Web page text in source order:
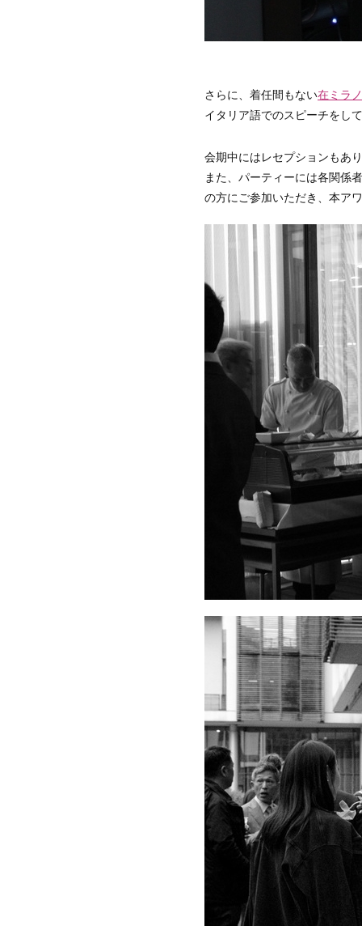
さらに、着任間もない在ミラ
イタリア語でのスピーチをし
会期中にはレセプションもあ
また、パーティーには各関係
の方にご参加いただき、本ア